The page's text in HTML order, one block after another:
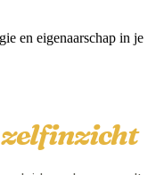
zelfinzicht